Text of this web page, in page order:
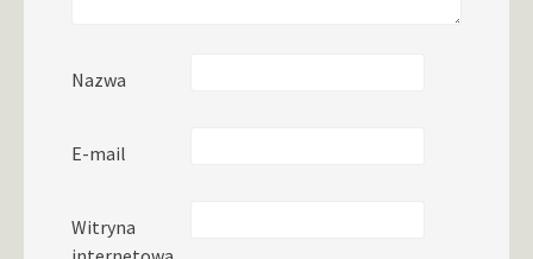
Nazwa
E-mail
Witryna